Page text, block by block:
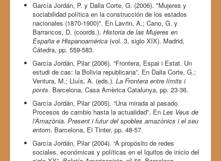
García Jordán, P. y Dalla Corte, G. (2006). "Mujeres y
sociabilidad política en la construcción de los estados
nacionales (1870-1900)". En Lavrin, A.; Cano, G. y
Barrancos, D. (coords.). Historia de las Mujeres en
España e Hispanoamérica (vol. 3, siglo XIX). Madrid,
Cátedra, pp. 559-583.
García Jordán, Pilar (2006). “Frontera, Espai i Estat. Un
estudi de cas: la Bolivia republicana”. En Dalla Corte, G.;
Ventura, M.; Lluís, A. (eds.). La Frontera entre límits i
ponts. Barcelona, Casa Amèrica Catalunya, pp. 23-36.
García Jordán, Pilar (2005). “Una mirada al pasado.
Procesos de cambio hasta la actualidad”. En Les Veus de
l’Amazònia. Present i futur del spobles amazònics i el seu
entorn. Barcelona, El Tinter, pp. 48-57.
García Jordán, Pilar (2004). “A propósito de redes
sociales, económicas y políticas en el Iquitos de inicio del